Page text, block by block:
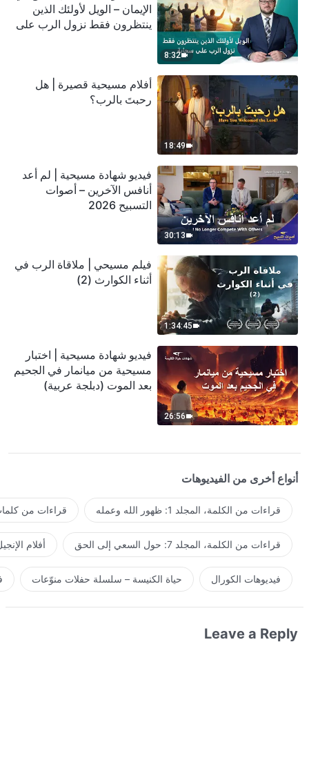
8:32
الإيمان – الويل لأولئك الذين
ينتظرون فقط نزول الرب على
18:49
أفلام مسيحية قصيرة | هل
رحبتَ بالرب؟
30:13
فيديو شهادة مسيحية | لم أعد
أنافس الآخرين – أصوات
التسبيح 2026
1:34:45
فيلم مسيحي | ملاقاة الرب في
أثناء الكوارث (2)
26:56
فيديو شهادة مسيحية | اختبار
مسيحية من ميانمار في الجحيم
بعد الموت (دبلجة عربية)
أنواع أخرى من الفيديوهات
قراءات من الكلمة، المجلد 1: ظهور الله وعمله قراءات من
قراءات من الكلمة، المجلد 7: حول السعي إلى الحق أفلام
فيديوهات الكورال حياة الكنيسة – سلسلة حفلات منوّعات
Leave a Reply